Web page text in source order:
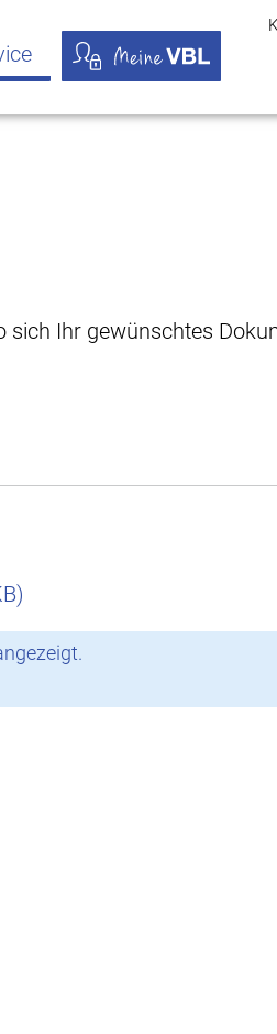
sich Ihr gewünschtes